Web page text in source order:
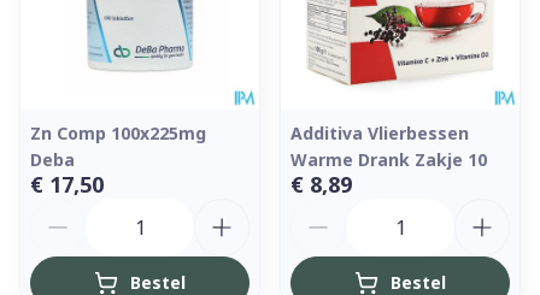
Zn Comp 100x225mg
Deba
€ 17,50
Bestel
Additiva Vlierbessen
Warme Drank Zakje 10
€ 8,89
Bestel